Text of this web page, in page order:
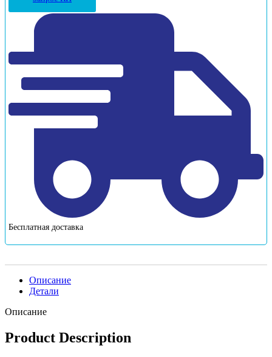
Бесплатная доставка
Описание
Детали
Описание
Product Description